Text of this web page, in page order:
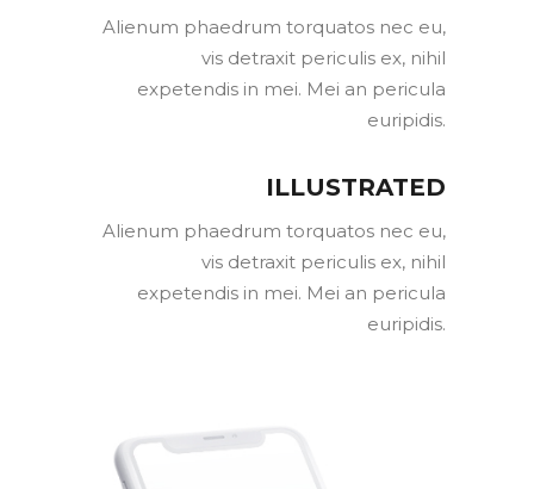
Alienum phaedrum torquatos nec eu,
vis detraxit periculis ex, nihil
expetendis in mei. Mei an pericula
euripidis.
ILLUSTRATED
Alienum phaedrum torquatos nec eu,
vis detraxit periculis ex, nihil
expetendis in mei. Mei an pericula
euripidis.